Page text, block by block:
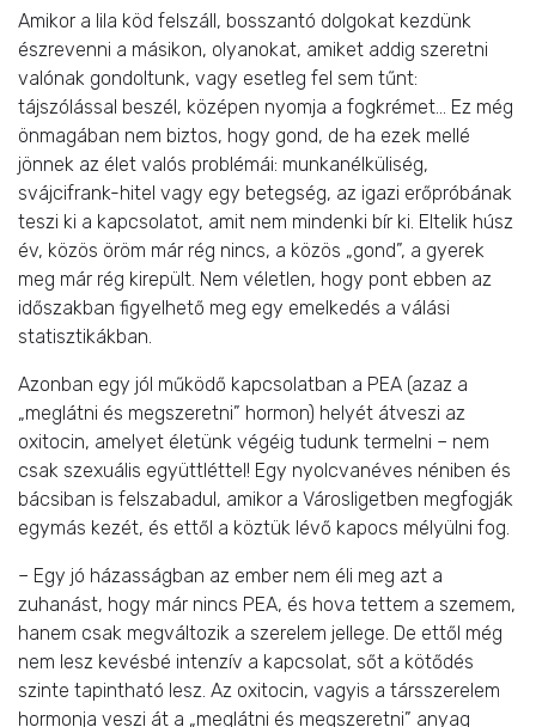
Amikor a lila köd felszáll, bosszantó dolgokat kezdünk
észrevenni a másikon, olyanokat, amiket addig szeretni
valónak gondoltunk, vagy esetleg fel sem tűnt:
tájszólással beszél, középen nyomja a fogkrémet… Ez még
önmagában nem biztos, hogy gond, de ha ezek mellé
jönnek az élet valós problémái: munkanélküliség,
svájcifrank-hitel vagy egy betegség, az igazi erőpróbának
teszi ki a kapcsolatot, amit nem mindenki bír ki. Eltelik húsz
év, közös öröm már rég nincs, a közös „gond”, a gyerek
meg már rég kirepült. Nem véletlen, hogy pont ebben az
időszakban figyelhető meg egy emelkedés a válási
statisztikákban.
Azonban egy jól működő kapcsolatban a PEA (azaz a
„meglátni és megszeretni” hormon) helyét átveszi az
oxitocin, amelyet életünk végéig tudunk termelni – nem
csak szexuális együttléttel! Egy nyolcvanéves néniben és
bácsiban is felszabadul, amikor a Városligetben megfogják
egymás kezét, és ettől a köztük lévő kapocs mélyülni fog.
– Egy jó házasságban az ember nem éli meg azt a
zuhanást, hogy már nincs PEA, és hova tettem a szemem,
hanem csak megváltozik a szerelem jellege. De ettől még
nem lesz kevésbé intenzív a kapcsolat, sőt a kötődés
szinte tapintható lesz. Az oxitocin, vagyis a társszerelem
hormonja veszi át a „meglátni és megszeretni” anyag